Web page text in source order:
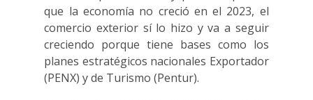
que la economía no creció en el 2023, el
comercio exterior sí lo hizo y va a seguir
creciendo porque tiene bases como los
planes estratégicos nacionales Exportador
(PENX) y de Turismo (Pentur).